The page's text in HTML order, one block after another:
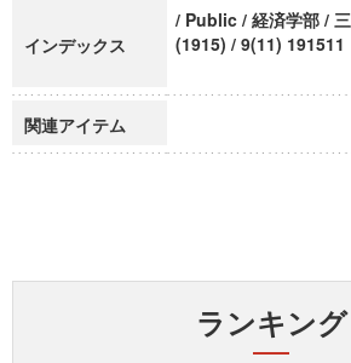
インデックス
/ Public / 経済学部 /
(1915) / 9(11) 191511
関連アイテム
ランキング